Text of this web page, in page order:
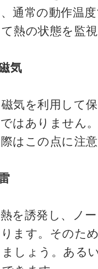
通常の動作温
熱の状態を監
気
気を利用して
はありません
はこの点に注意
を誘発し、ノ
ます。そのた
しょう。ある